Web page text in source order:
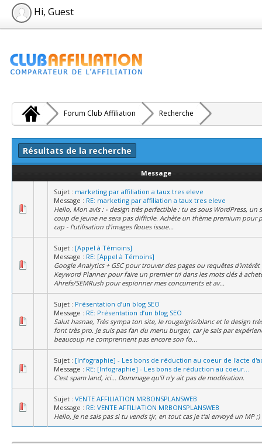
Hi, Guest
Forum Club Affiliation Recherche
Résultats de la recherche
Message
Sujet : marketing par affiliation a taux tres eleve
Message : RE: marketing par affiliation a taux tres eleve
Hello, Mon avis : - design très perfectible : tu es sous WordPress, un
coup de jeune ne sera pas difficile. Achète un thème premium pour
cap - l'utilisation d'images floues issue...
Sujet : [Appel à Témoins]
Message : RE: [Appel à Témoins]
Google Analytics + GSC pour trouver des pages ou requêtes d'intérêt
Keyword Planner pour faire un premier tri dans les mots clés à
Ahrefs/SEMRush pour espionner mes concurrents et av...
Sujet : Présentation d’un blog SEO
Message : RE: Présentation d’un blog SEO
Salut hasnae, Très sympa ton site, le rouge/gris/blanc et le design
font très pro. Je suis pas fan du menu burger, car je sais par
beaucoup ne comprennent pas encore son fo...
Sujet : [Infographie] - Les bons de réduction au coeur de l'acte
Message : RE: [Infographie] - Les bons de réduction au coeur...
C'est spam land, ici... Dommage qu'il n'y ait pas de modération.
Sujet : VENTE AFFILIATION MRBONSPLANSWEB
Message : RE: VENTE AFFILIATION MRBONSPLANSWEB
Hello, Je ne sais pas si tu vends tjr, en tout cas je t'ai envoyé un MP ;)